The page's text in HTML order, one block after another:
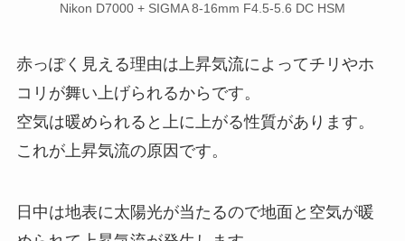
Nikon D7000 + SIGMA 8-16mm F4.5-5.6 DC HSM
赤っぽく見える理由は上昇気流によってチリやホ
コリが舞い上げられるからです。
空気は暖められると上に上がる性質があります。
これが上昇気流の原因です。
日中は地表に太陽光が当たるので地面と空気が暖